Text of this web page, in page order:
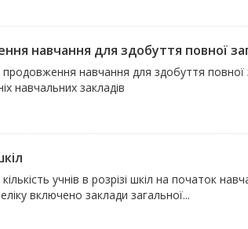
навчання для здобуття повної
навчання для здобуття повної
навчальних закладів
учнів в розрізі шкіл на початок
включено заклади загальної...